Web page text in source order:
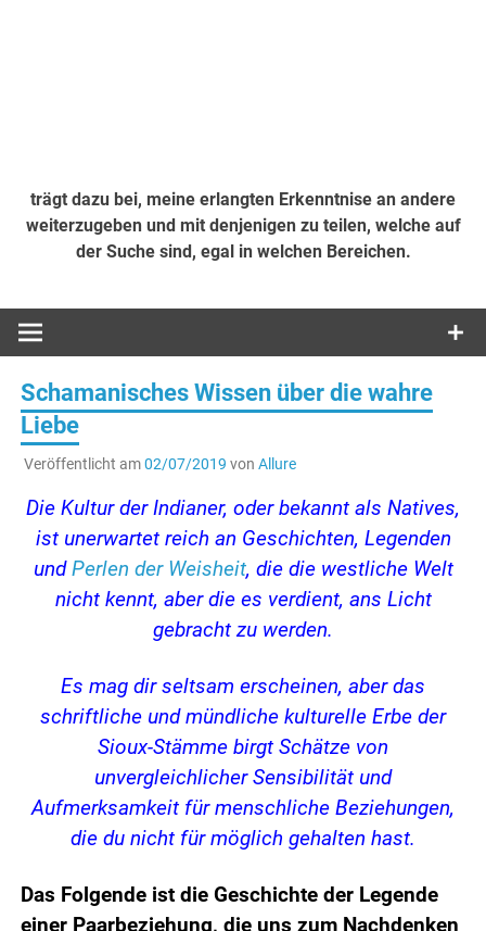
trägt dazu bei, meine erlangten Erkenntnise an andere
weiterzugeben und mit denjenigen zu teilen, welche auf
der Suche sind, egal in welchen Bereichen.
Schamanisches Wissen über die wahre
Liebe
Veröffentlicht am02/07/2019 von Allure
Die Kultur der Indianer, oder bekannt als Natives,
ist unerwartet reich an Geschichten, Legenden
undPerlen der Weisheit, die die westliche Welt
nicht kennt, aber die es verdient, ans Licht
gebracht zu werden.
Es mag dir seltsam erscheinen, aber das
schriftliche und mündliche kulturelle Erbe der
Sioux-Stämme birgt Schätze von
unvergleichlicher Sensibilität und
Aufmerksamkeit für menschliche Beziehungen,
die du nicht für möglich gehalten hast.
Das Folgende ist die Geschichte der Legende
einer Paarbeziehung, die uns zum Nachdenken